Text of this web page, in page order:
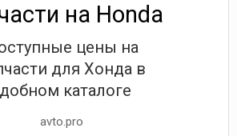
на Honda
цены на
для Хонда в
каталоге
avto.pro